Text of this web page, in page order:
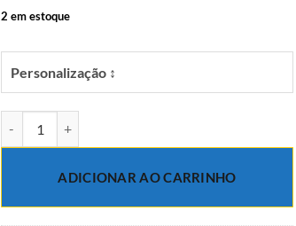
2 em estoque
Personalização ↕
ADICIONAR AO CARRINHO